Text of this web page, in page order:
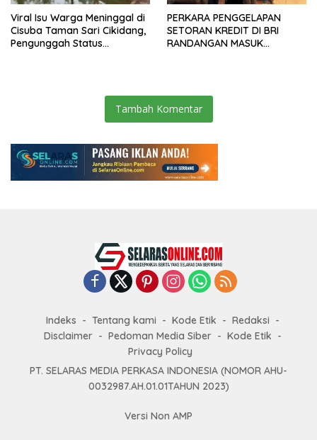
Viral Isu Warga Meninggal di
Cisuba Taman Sari Cikidang,
Pengunggah Status
PERKARA PENGGELAPAN
SETORAN KREDIT DI BRI
RANDANGAN MASUK
Tambah Komentar
Indeks Tentang kami Kode Etik
Redaksi
Disclaimer
Pedoman Media Siber
Kode Etik
Privacy Policy
PT. SELARAS MEDIA PERKASA INDONESIA (NOMOR AHU-
0032987.AH.01.01TAHUN 2023)
Versi Non AMP